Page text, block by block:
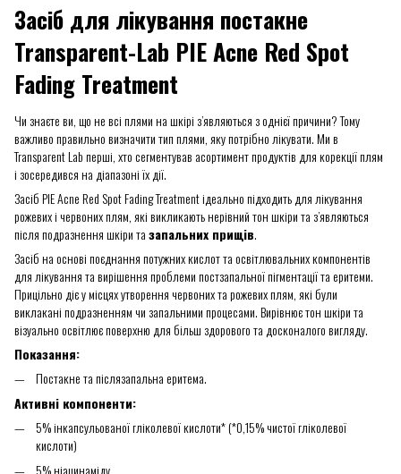
Засіб для лікування постакне
Transparent-Lab PIE Acne Red Spot
Fading Treatment
Чи знаєте ви, що не всі плями на шкірі з’являються з однієї причини? Тому
важливо правильно визначити тип плями, яку потрібно лікувати. Ми в
Transparent Lab перші, хто сегментував асортимент продуктів для корекції плям
і зосередився на діапазоні їх дії.
Засіб PIE Acne Red Spot Fading Treatment ідеально підходить для лікування
рожевих і червоних плям, які викликають нерівний тон шкіри та з’являються
після подразнення шкіри тазапальних прищів.
Засіб на основі поєднання потужних кислот та освітлювальних компонентів
для лікування та вирішення проблеми постзапальної пігментації та еритеми.
Прицільно діє у місцях утворення червоних та рожевих плям, які були
виклакані подразненням чи запальними процесами. Вирівнює тон шкіри та
візуально освітлює поверхню для більш здорового та досконалого вигляду.
Показання:
Постакне та післязапальна еритема.
Активні компоненти:
5% інкапсульованої гліколевої кислоти* (*0,15% чистої гліколевої
кислоти)